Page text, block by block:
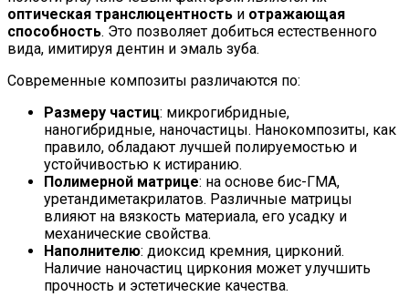
оптическая транслюцентность и отражающая
способность. Это позволяет добиться естественного
вида, имитируя дентин и эмаль зуба.
Современные композиты различаются по:
Размеру частиц: микрогибридные,
наногибридные, наночастицы. Нанокомпозиты, как
правило, обладают лучшей полируемостью и
устойчивостью к истиранию.
Полимерной матрице: на основе бис-ГМА,
уретандиметакрилатов. Различные матрицы
влияют на вязкость материала, его усадку и
механические свойства.
Наполнителю: диоксид кремния, цирконий.
Наличие наночастиц циркония может улучшить
прочность и эстетические качества.